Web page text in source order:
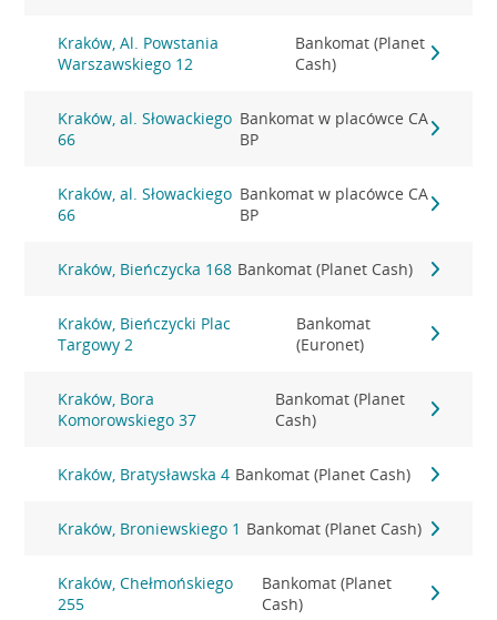
Kraków, Al. Powstania
Warszawskiego 12
Bankomat (Planet
Cash)
Kraków, al. Słowackiego
66
Bankomat w placówce CA
BP
Kraków, al. Słowackiego
66
Bankomat w placówce CA
BP
Kraków, Bieńczycka 168 Bankomat (Planet Cash)
Kraków, Bieńczycki Plac
Targowy 2
Bankomat
(Euronet)
Kraków, Bora
Komorowskiego 37
Bankomat (Planet
Cash)
Kraków, Bratysławska 4 Bankomat (Planet Cash)
Kraków, Broniewskiego 1 Bankomat (Planet Cash)
Kraków, Chełmońskiego
255
Bankomat (Planet
Cash)